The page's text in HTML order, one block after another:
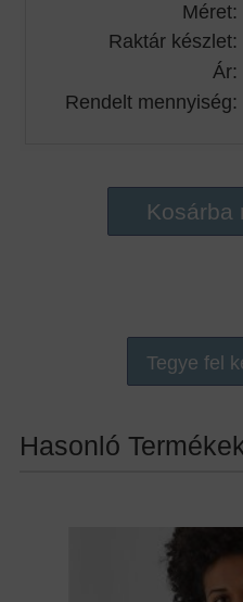
Méret:
Raktár készlet:
Ár:
Rendelt mennyiség:
Kosárba
Tegye fel
Hasonló